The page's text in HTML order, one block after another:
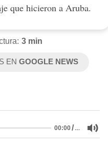
que hicieron a Aruba.
3 min
ENGOOGLE NEWS
00:00/…